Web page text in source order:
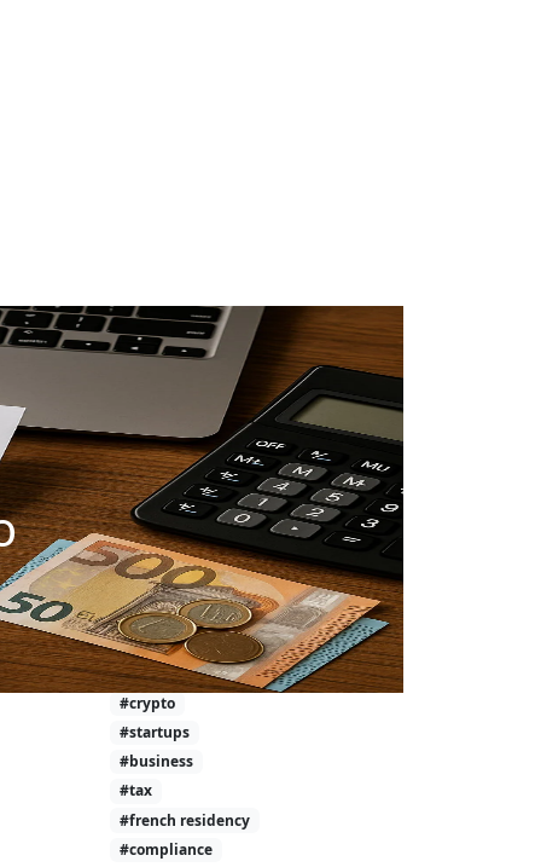
#taxation
#real-estate-investment
#tax-optimization
#business-structure
#start-business
#financial-planning
#business-taxes
#tax-declaration
#investment-taxes
#calculator
#wealth
#tax-free
#investing
#crypto
#startups
#business
#tax
#french residency
#compliance